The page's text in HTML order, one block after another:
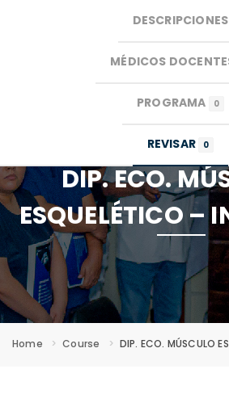
Home Course DIP. ECO. MÚSCULO
DIP. ECO.
ESQUELÉTICO –
DESCRIPCIONES
MÉDICOS
PROGRAMA 0
REVISAR 0